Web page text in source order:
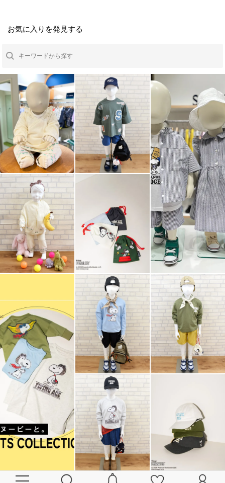
お気に入りを発見する